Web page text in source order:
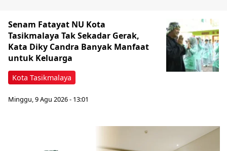
Kota Tasikmalaya
Senam Fatayat NU Kota
Tasikmalaya Tak Sekadar Gerak,
Kata Diky Candra Banyak Manfaat
untuk Keluarga
Minggu, 9 Agu 2026 - 13:01